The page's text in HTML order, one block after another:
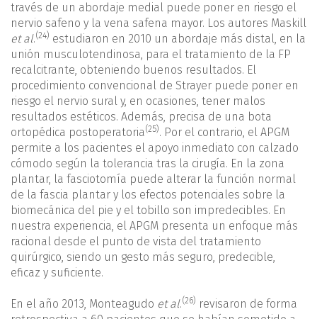
través de un abordaje medial puede poner en riesgo el
nervio safeno y la vena safena mayor. Los autores Maskill
et al.(24) estudiaron en 2010 un abordaje más distal, en la
unión musculotendinosa, para el tratamiento de la FP
recalcitrante, obteniendo buenos resultados. El
procedimiento convencional de Strayer puede poner en
riesgo el nervio sural y, en ocasiones, tener malos
resultados estéticos. Además, precisa de una bota
ortopédica postoperatoria(25). Por el contrario, el APGM
permite a los pacientes el apoyo inmediato con calzado
cómodo según la tolerancia tras la cirugía. En la zona
plantar, la fasciotomía puede alterar la función normal
de la fascia plantar y los efectos potenciales sobre la
biomecánica del pie y el tobillo son impredecibles. En
nuestra experiencia, el APGM presenta un enfoque más
racional desde el punto de vista del tratamiento
quirúrgico, siendo un gesto más seguro, predecible,
eficaz y suficiente.
En el año 2013, Monteagudo et al.(26) revisaron de forma